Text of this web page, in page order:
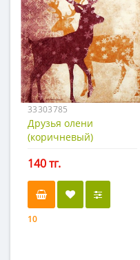
33303785
Друзья олени
(коричневый)
140 тг.
10